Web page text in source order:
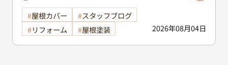
役割🏠/屋根塗装
2026年08月04日
屋根カバー
スタッフブログ
リフォーム
屋根塗装